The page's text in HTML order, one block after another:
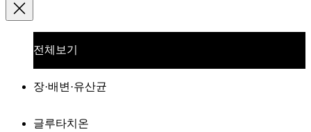
전체보기
장·배변·유산균
글루타치온